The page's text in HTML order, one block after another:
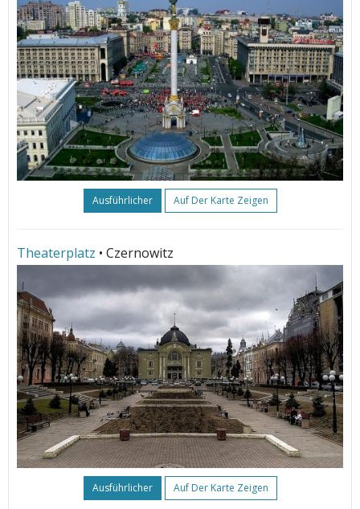
Ausführlicher Auf Der Karte Zeigen
Theaterplatz • Czernowitz
Ausführlicher Auf Der Karte Zeigen